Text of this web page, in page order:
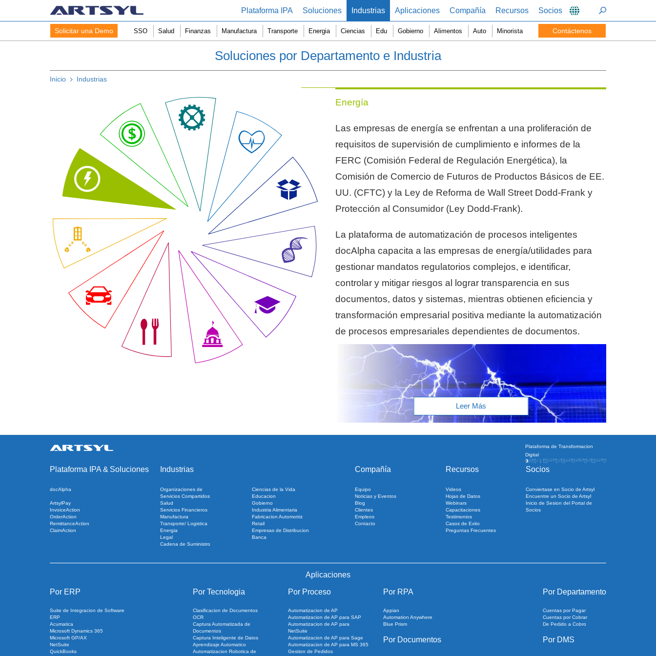
Solicitar una Demo Contáctenos
Plataforma IPA Soluciones Industrias Aplicaciones Compañía Recursos Socios
SSO Salud Finanzas Manufactura Transporte Energia Ciencias Edu Gobierno Alimentos Auto Minorista
Soluciones por Departamento e Industria
Inicio Industrias
Energía
Las empresas de energía se enfrentan a una proliferación de
requisitos de supervisión de cumplimiento e informes de la
FERC (Comisión Federal de Regulación Energética), la
Comisión de Comercio de Futuros de Productos Básicos de EE.
UU. (CFTC) y la Ley de Reforma de Wall Street Dodd-Frank y
Protección al Consumidor (Ley Dodd-Frank).
La plataforma de automatización de procesos inteligentes
docAlpha capacita a las empresas de energía/utilidades para
gestionar mandatos regulatorios complejos, e identificar,
controlar y mitigar riesgos al lograr transparencia en sus
documentos, datos y sistemas, mientras obtienen eficiencia y
transformación empresarial positiva mediante la automatización
de procesos empresariales dependientes de documentos.
Leer Más
Plataforma de Transformacion
Digital
Plataforma IPA & Soluciones
docAlpha
ArtsylPay
InvoiceAction
OrderAction
RemittanceAction
ClaimAction
Industrias
Organizaciones de
Servicios Compartidos
Salud
Servicios Financieros
Manufactura
Transporte/ Logistica
Energia
Legal
Cadena de Suministro
Ciencias de la Vida
Educacion
Gobierno
Industria Alimentaria
Fabricacion Automotriz
Retail
Empresas de Distribucion
Banca
Compañía
Equipo
Noticias y Eventos
Blog
Clientes
Empleos
Contacto
Recursos
Videos
Hojas de Datos
Webinars
Capacitaciones
Testimonios
Casos de Exito
Preguntas Frecuentes
Socios
Conviertase en Socio de Artsyl
Encuentre un Socio de Artsyl
Inicio de Sesion del Portal de
Socios
Aplicaciones
Por ERP
Suite de Integracion de Software
ERP
Acumatica
Microsoft Dynamics 365
Microsoft GP/AX
NetSuite
QuickBooks
Por Tecnologia
Clasificacion de Documentos
OCR
Captura Automatizada de
Documentos
Captura Inteligente de Datos
Aprendizaje Automatico
Automatizacion Robotica de
Por Proceso
Automatizacion de AP
Automatizacion de AP para SAP
Automatizacion de AP para
NetSuite
Automatizacion de AP para Sage
Automatizacion de AP para MS 365
Gestion de Pedidos
Por RPA
Appian
Automation Anywhere
Blue Prism
Por Documentos
Por Departamento
Cuentas por Pagar
Cuentas por Cobrar
De Pedido a Cobro
Por DMS